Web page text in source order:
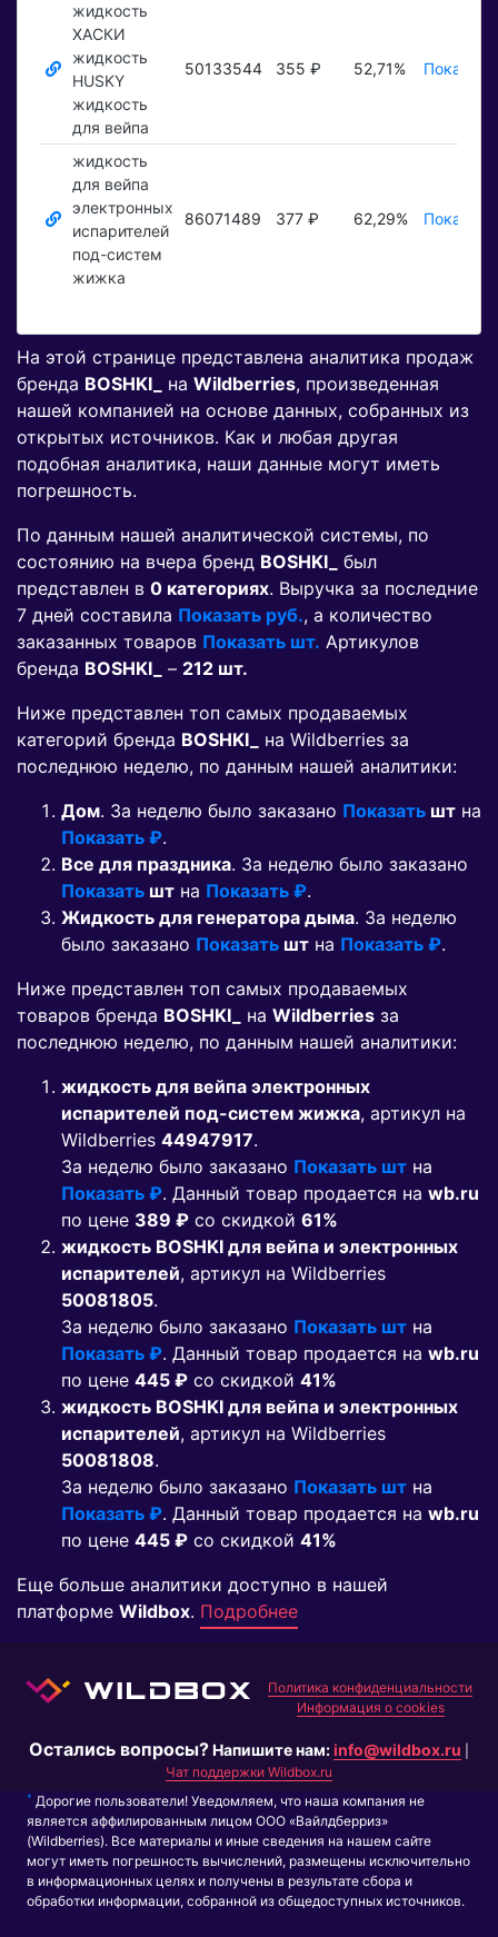
жидкость
ХАСКИ
жидкость
HUSKY
жидкость
для вейпа
50133544 355 ₽ 52,71%
жидкость
для вейпа
электронных
испарителей
под-систем
жижка
86071489 377 ₽ 62,29%
На этой странице представлена аналитика продаж
бренда BOSHKI_ на Wildberries, произведенная
нашей компанией на основе данных, собранных из
открытых источников. Как и любая другая
подобная аналитика, наши данные могут иметь
погрешность.
По данным нашей аналитической системы, по
состоянию на вчера бренд BOSHKI_
был
представлен в 0 категориях. Выручка за последние
7 дней составила Показать руб., а количество
заказанных товаров Показать шт. Артикулов
бренда BOSHKI_ – 212 шт.
Ниже представлен топ самых продаваемых
категорий бренда BOSHKI_
на Wildberries за
последнюю неделю, по данным нашей аналитики:
Дом. За неделю было заказано Показать шт на
Показать ₽.
Все для праздника. За неделю было заказано
Показать шт на Показать ₽.
Жидкость для генератора дыма. За неделю
было заказано Показать шт на Показать ₽.
Ниже представлен топ самых продаваемых
товаров бренда BOSHKI_ на Wildberries за
последнюю неделю, по данным нашей аналитики:
жидкость для вейпа электронных
испарителей под-систем жижка, артикул на
Wildberries 44947917.
За неделю было заказано Показать шт на
Показать ₽. Данный товар продается на wb.ru
по цене 389 ₽ co скидкой 61%
жидкость BOSHKI для вейпа и электронных
испарителей, артикул на Wildberries
50081805.
За неделю было заказано Показать шт на
Показать ₽. Данный товар продается на wb.ru
по цене 445 ₽ co скидкой 41%
жидкость BOSHKI для вейпа и электронных
испарителей, артикул на Wildberries
50081808.
За неделю было заказано Показать шт на
Показать ₽. Данный товар продается на wb.ru
по цене 445 ₽ co скидкой 41%
Еще больше аналитики доступно в нашей
платформе Wildbox. Подробнее
Политика конфиденциальности
Информация о cookies
Остались вопросы?Напишите нам:info@wildbox.ru
Чат поддержки Wildbox.ru
* Дорогие пользователи! Уведомляем, что наша компания не
является аффилированным лицом ООО «Вайлдберриз»
(Wildberries). Все материалы и иные сведения на нашем сайте
могут иметь погрешность вычислений, размещены исключительно
в информационных целях и получены в результате сбора и
обработки информации, собранной из общедоступных источников.